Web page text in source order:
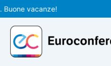
Vai
al
contenuto
vacanze!